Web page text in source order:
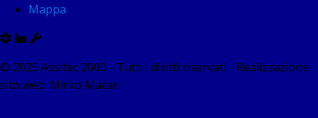
Mappa
© 2025 Assitec 2000 - Tutti i diritti riservati - Realizzazione
sito web: Mirko Macari